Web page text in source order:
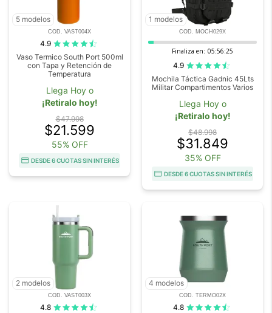
5 modelos
COD. VAST004X
4.9
Vaso Termico South Port 500ml
con Tapa y Retención de
Temperatura
Llega Hoy o
¡Retiralo hoy!
$47.998
$21.599
55% OFF
DESDE 6 CUOTAS SIN INTERÉS
1 modelos
COD. MOCH029X
Finaliza en: 05:56:23
4.9
Mochila Táctica Gadnic 45Lts
Militar Compartimentos Varios
Llega Hoy o
¡Retiralo hoy!
$48.998
$31.849
35% OFF
DESDE 6 CUOTAS SIN INTERÉS
2 modelos
COD. VAST003X
4.8
4 modelos
COD. TERMO02X
4.8